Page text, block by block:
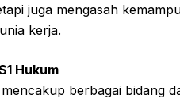
juga mengasah
kerja.
Hukum
mencakup berbagai bidang